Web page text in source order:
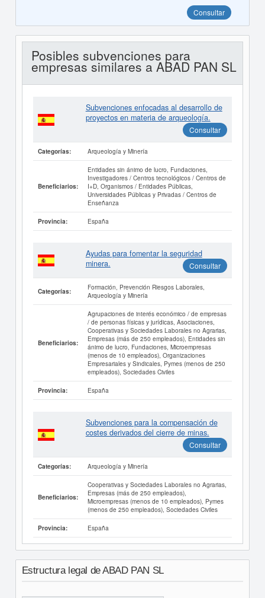
Consultar
Posibles subvenciones para
empresas similares a ABAD PAN SL
Subvenciones enfocadas al desarrollo de
proyectos en materia de arqueología.
Consultar
Categorías: Arqueología y Minería
Beneficiarios:
Entidades sin ánimo de lucro, Fundaciones,
Investigadores / Centros tecnológicos / Centros de
I+D, Organismos / Entidades Públicas,
Universidades Públicas y Privadas / Centros de
Enseñanza
Provincia: España
Ayudas para fomentar la seguridad
minera.
Consultar
Categorías:
Formación, Prevención Riesgos Laborales,
Arqueología y Minería
Beneficiarios:
Agrupaciones de interés económico / de empresas
/ de personas físicas y jurídicas, Asociaciones,
Cooperativas y Sociedades Laborales no Agrarias,
Empresas (más de 250 empleados), Entidades sin
ánimo de lucro, Fundaciones, Microempresas
(menos de 10 empleados), Organizaciones
Empresariales y Sindicales, Pymes (menos de 250
empleados), Sociedades Civiles
Provincia: España
Subvenciones para la compensación de
costes derivados del cierre de minas.
Consultar
Categorías: Arqueología y Minería
Beneficiarios:
Cooperativas y Sociedades Laborales no Agrarias,
Empresas (más de 250 empleados),
Microempresas (menos de 10 empleados), Pymes
(menos de 250 empleados), Sociedades Civiles
Provincia: España
Estructura legal de ABAD PAN SL